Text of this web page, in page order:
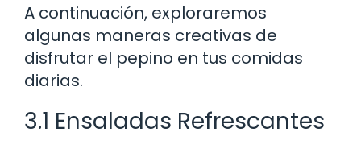
A continuación, exploraremos
algunas maneras creativas de
disfrutar el pepino en tus comidas
diarias.
3.1 Ensaladas Refrescantes